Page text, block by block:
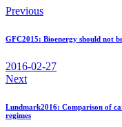
Previous
GFC2015: Bioenergy should not
2016-02-27
Next
Lundmark2016: Comparison of
regimes